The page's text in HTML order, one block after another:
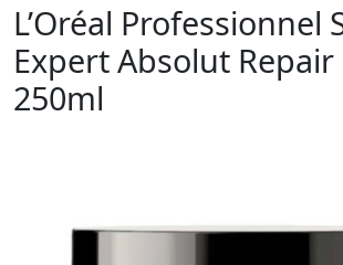
L’Oréal Professionnel
Expert Absolut Repair
250ml